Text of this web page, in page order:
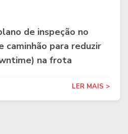
de inspeção no
caminhão para reduzir
na frota
LER MAIS >